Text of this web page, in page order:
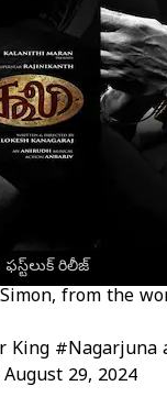
రిలీజ్‌
గ్లింప్స్
కళ్ళజోడు
from the
King #Nagarjuna
August 29, 2024